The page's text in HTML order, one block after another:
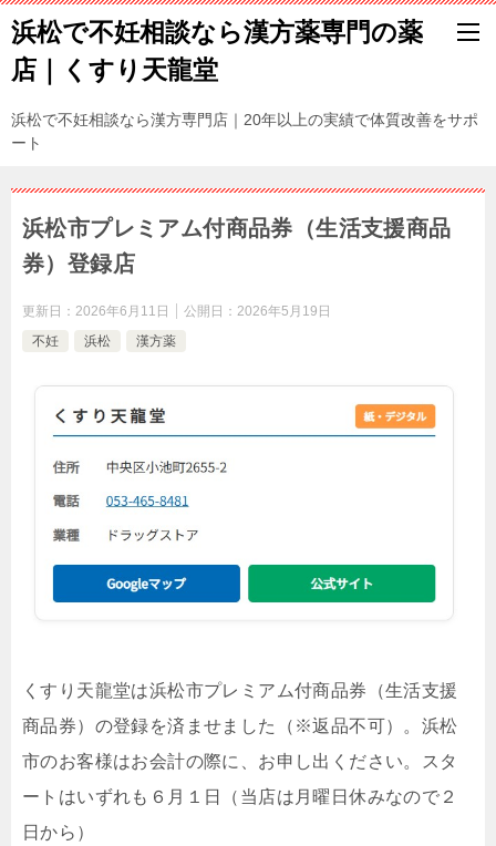
浜松で不妊相談なら漢方薬専門の薬
店｜くすり天龍堂
浜松で不妊相談なら漢方専門店｜20年以上の実績で体質改善をサポ
ート
浜松市プレミアム付商品券（生活支援商品
券）登録店
更新日： 2026年6月11日 公開日： 2026年5月19日
不妊
浜松 漢方薬
くすり天龍堂は浜松市プレミアム付商品券（生活支援
商品券）の登録を済ませました（※返品不可）。浜松
市のお客様はお会計の際に、お申し出ください。スタ
ートはいずれも６月１日（当店は月曜日休みなので２
日から）